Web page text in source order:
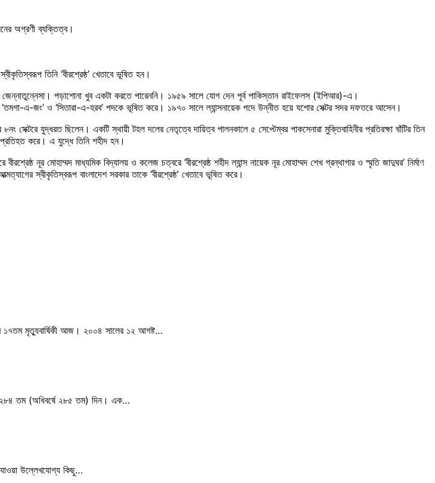
অগ্রণী ব্যক্তিত্ব।
তিনি ‘বীরশ্রেষ্ঠ’ খেতাবে ভূষিত হন।
পড়াশোনা খুব একটা করতে পারেননি। ১৯৫৯ সালে যোগ দেন পূর্ব পাকিস্তান রাইফেলস (ইপিআর)-এ।
এ-জং’ ও ‘সিতারা-এ-হরব’ পদকে ভূষিত করে। ১৯৭০ সালে ল্যান্সনায়েক পদে উন্নীত হয়ে যশোর সেক্টর সদর দফতরে আসেন।
সেক্টরে যুদ্ধরত ছিলেন। একটি স্থায়ী টহল দলের নেতৃত্বে দায়িত্ব পালনকালে ৫ সেপ্টেম্বর পাকসেনারা মুক্তিবাহিনীর প্রতিরক্ষা ঘাঁটির তিন
করে। এ যুদ্ধে তিনি শহীদ হন।
নূর মোহাম্মদ মাধ্যমিক বিদ্যালয় ও কলেজ চত্বরে ‘বীরশ্রেষ্ঠ শহীদ ল্যান্স নায়েক নূর মোহাম্মদ শেখ গ্রন্থাগার ও স্মৃতি জাদুঘর’ নির্মাণ
স্বীকৃতিস্বরূপ বাংলাদেশ সরকার তাকে ‘বীরশ্রেষ্ঠ’ খেতাবে ভূষিত করে।
১৭তম মৃত্যুবার্ষিকী আজ। ২০০৪ সালের ১২ আগষ্ট…
২৮৪ তম (অধিবর্ষে ২৮৫ তম) দিন। এক…
উল্লেখযোগ্য কিছু…